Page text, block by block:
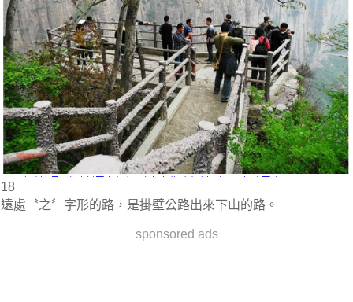
18
遠處〝之〞字形的路，是掛壁公路出來下山的路。
sponsored ads